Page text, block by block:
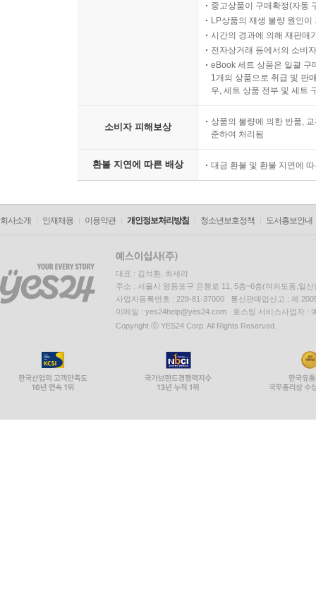
중고상품이 구매확정(자동
LP상품의 재생 불량 원인
시간의 경과에 의해 재판매
전자상거래 등에서의 소비
eBook 세트 상품은 일괄 구
1개의 상품으로 취급 및 판
우, 세트 상품 전부 및 세트
소비자 피해보상
상품의 불량에 의한 반품,
준하여 처리됨
환불 지연에 따른 배상 대금 환불 및 환불 지연에
회사소개 인재채용 이용약관 개인정보처리방침 청소년보호정책 도서홍보안내
대표 : 김석환, 최세라
주소 : 서울시 영등포구 은행로 11, 5층~6층(여의도동,일신
사업자등록번호 : 229-81-37000 통신판매업신고 : 제
이메일 : yes24help@yes24.com 호스팅 서비스사업자 :
Copyright ⓒ YES24 Corp. All Rights Reserved.